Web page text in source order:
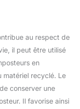
au respect de
il peut être utilisé
en
matériel recyclé. Le
conserver une
Il favorise ainsi